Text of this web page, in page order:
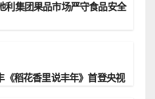
利集团果品市场严守食品安全
《稻花香里说丰年》首登央视